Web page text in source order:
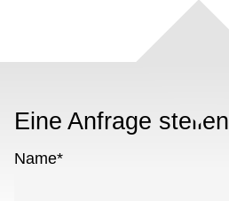
Eine Anfrage stellen
Name*